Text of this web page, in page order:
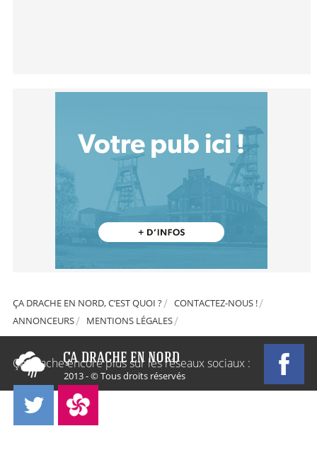
ÇA DRACHE EN NORD, C’EST QUOI ?
CONTACTEZ-NOUS !
ANNONCEURS
MENTIONS LÉGALES
2013 - © Tous droits réservés
Ça Drache encore plus sur les réseaux sociaux :